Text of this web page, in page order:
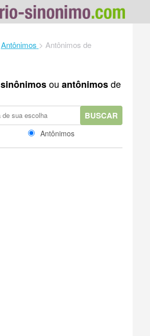
Antônimos > Antônimos de
sinônimosou antônimosde
BUSCAR
Antônimos